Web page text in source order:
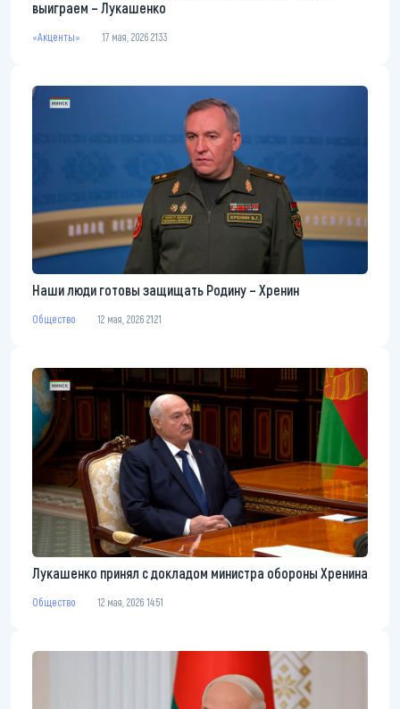
выиграем – Лукашенко
«Акценты» 17 мая, 2026 21:33
Наши люди готовы защищать Родину – Хренин
Общество 12 мая, 2026 21:21
Лукашенко принял с докладом министра обороны Хренина
Общество 12 мая, 2026 14:51